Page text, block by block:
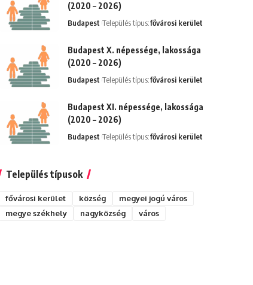
(2020 – 2026)
Budapest Település típus:fővárosi kerület
Budapest X. népessége, lakossága
(2020 – 2026)
Budapest Település típus:fővárosi kerület
Budapest XI. népessége, lakossága
(2020 – 2026)
Budapest Település típus:fővárosi kerület
Település típusok
fővárosi kerület község
megyei jogú város
megye székhely
nagyközség város